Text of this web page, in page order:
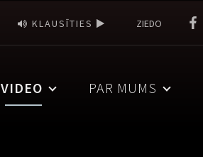
KLAUSĪTIES ZIEDO
VIDEO PAR MUMS